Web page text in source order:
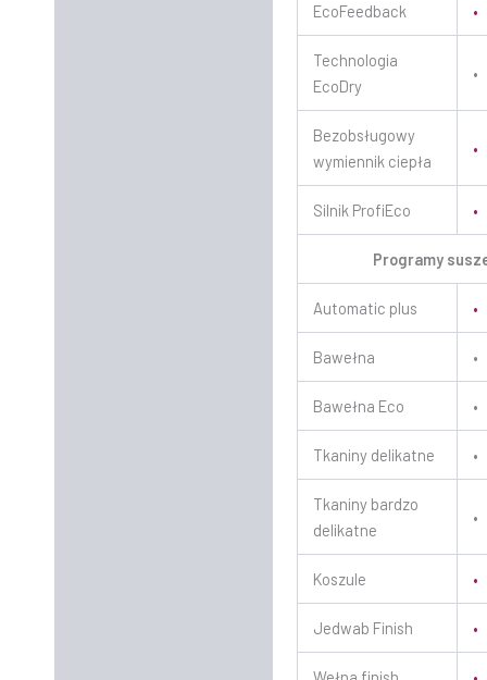
EcoFeedback •
Technologia
EcoDry
•
Bezobsługowy
wymiennik ciepła
•
Silnik ProfiEco •
Programy
Automatic plus •
Bawełna •
Bawełna Eco •
Tkaniny delikatne •
Tkaniny bardzo
delikatne
•
Koszule •
Jedwab Finish •